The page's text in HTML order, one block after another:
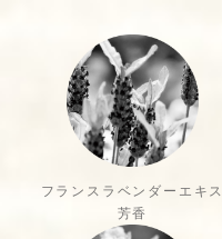
フランスラベンダーエキス
芳香